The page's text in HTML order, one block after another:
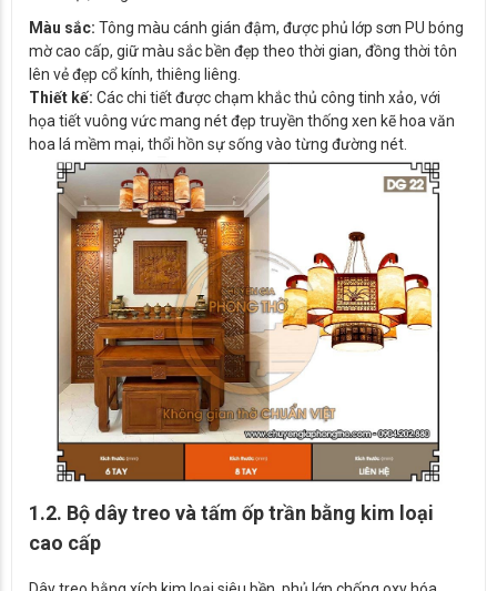
Màu sắc: Tông màu cánh gián đậm, được phủ lớp sơn PU bóng
mờ cao cấp, giữ màu sắc bền đẹp theo thời gian, đồng thời tôn
lên vẻ đẹp cổ kính, thiêng liêng.
Thiết kế: Các chi tiết được chạm khắc thủ công tinh xảo, với
họa tiết vuông vức mang nét đẹp truyền thống xen kẽ hoa văn
hoa lá mềm mại, thổi hồn sự sống vào từng đường nét.
1.2. Bộ dây treo và tấm ốp trần bằng kim loại
cao cấp